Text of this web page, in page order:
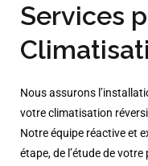
Services
Nous assurons
votre climatisation
Notre équipe réactive et
étape, de l’étude de